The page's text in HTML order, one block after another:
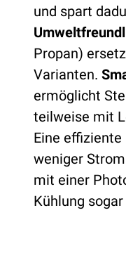
und spart
Propan)
Varianten.
ermöglicht
teilweise mit
Eine
weniger
mit einer
Kühlung